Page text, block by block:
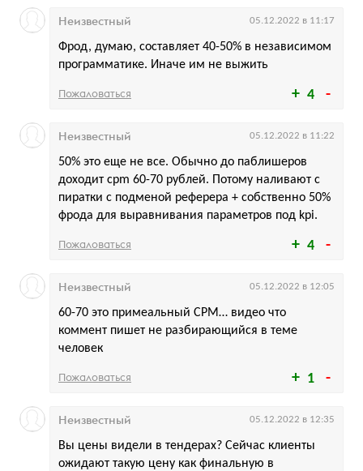
4
Фрод, думаю, составляет 40-50% в независимом
программатике. Иначе им не выжить
Неизвестный 05.12.2022 в 11:17
Пожаловаться
4
50% это еще не все. Обычно до паблишеров
доходит cpm 60-70 рублей. Потому наливают с
пиратки с подменой реферера + собственно 50%
фрода для выравнивания параметров под kpi.
Неизвестный 05.12.2022 в 11:22
Пожаловаться
1
60-70 это примеальный CPM… видео что
коммент пишет не разбирающийся в теме
человек
Неизвестный 05.12.2022 в 12:05
Пожаловаться
Вы цены видели в тендерах? Сейчас клиенты
ожидают такую цену как финальную в
Неизвестный 05.12.2022 в 12:35